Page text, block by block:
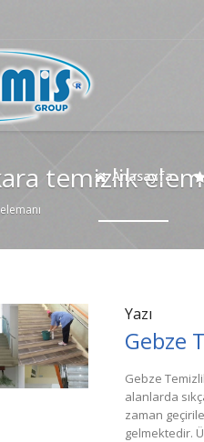
Anasayfa
temizlik
Yazı
Gebze
Gebze
alanlarda
zaman
gelmektedir.